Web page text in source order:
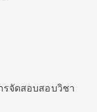
จัดสอบสอบวิชา